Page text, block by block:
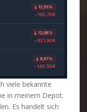
viele bekannte
in meinem Depot.
Es handelt sich